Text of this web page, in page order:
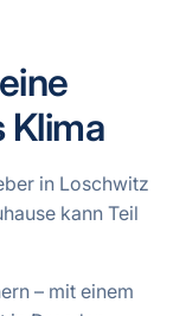
Klima
in Loschwitz
kann Teil
– mit einem